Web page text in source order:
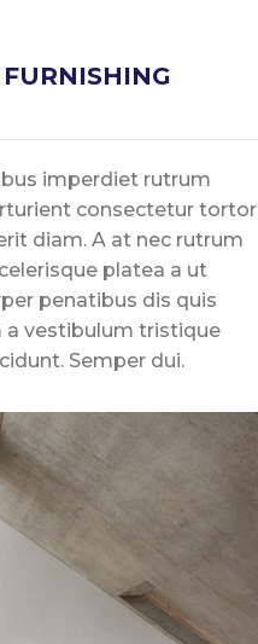
imperdiet rutrum
consectetur tortor
diam. A at nec rutrum
platea a ut
penatibus dis quis
vestibulum tristique
Semper dui.